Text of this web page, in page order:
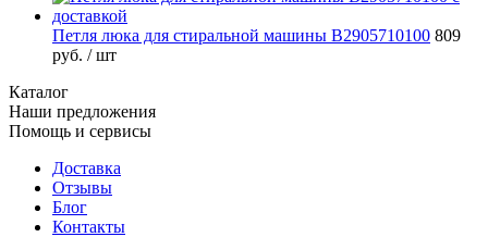
Петля люка для стиральной машины B2905710100 809
руб. / шт
Каталог
Наши предложения
Помощь и сервисы
Доставка
Отзывы
Блог
Контакты